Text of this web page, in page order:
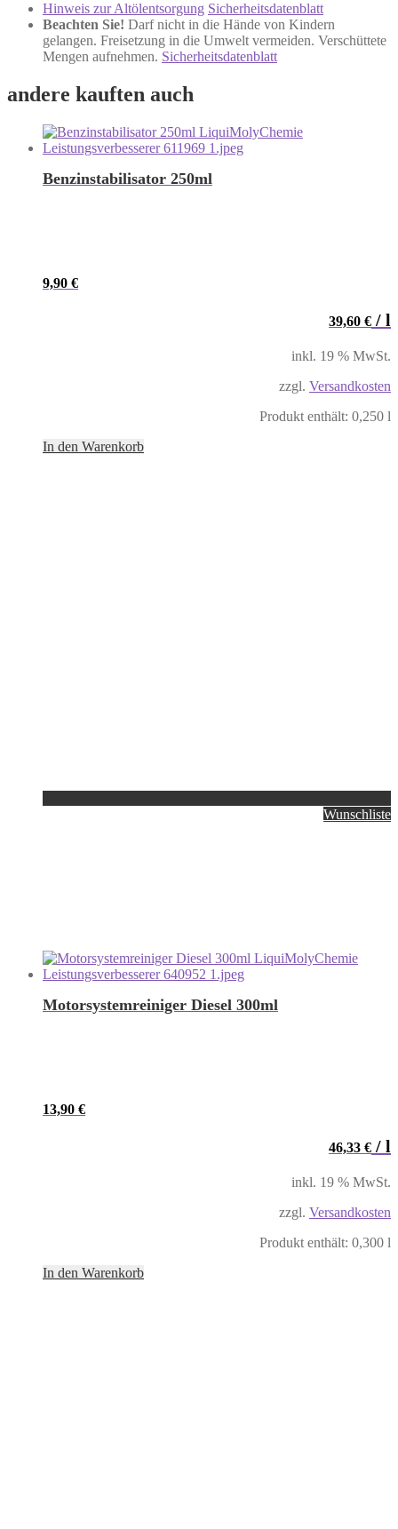
Hinweis zur Altölentsorgung Sicherheitsdatenblatt
Beachten Sie! Darf nicht in die Hände von Kindern
gelangen. Freisetzung in die Umwelt vermeiden. Verschüttete
Mengen aufnehmen. Sicherheitsdatenblatt
andere kauften auch
Benzinstabilisator 250ml
9,90 €
39,60 € / l
inkl. 19 % MwSt.
zzgl. Versandkosten
Produkt enthält: 0,250 l
In den Warenkorb
Wunschliste
Motorsystemreiniger Diesel 300ml
13,90 €
46,33 € / l
inkl. 19 % MwSt.
zzgl. Versandkosten
Produkt enthält: 0,300 l
In den Warenkorb